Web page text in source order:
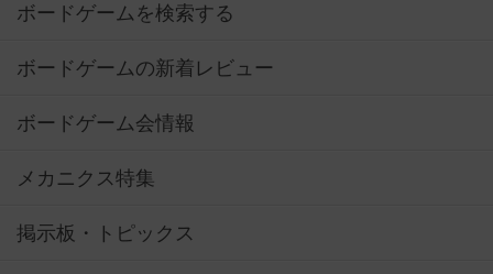
ボードゲームを検索する
ボードゲームの新着レビュー
ボードゲーム会情報
メカニクス特集
掲示板・トピックス